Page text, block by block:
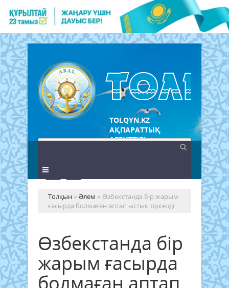
TOLQYN.KZ
АҚПАРАТТЫҚ
АГЕНТТІГІ
Толқын »Әлем » Өзбекстанда бір жарым
ғасырда болмаған аптап ыстық тіркелді
Өзбекстанда бір
жарым ғасырда
болмаған аптап